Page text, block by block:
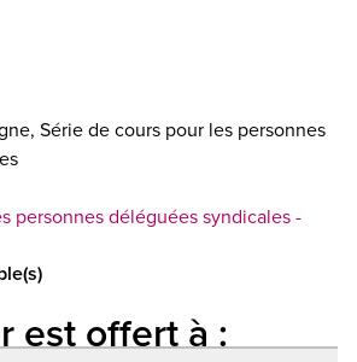
Série de cours pour les personnes
personnes déléguées syndicales -
est offert à :